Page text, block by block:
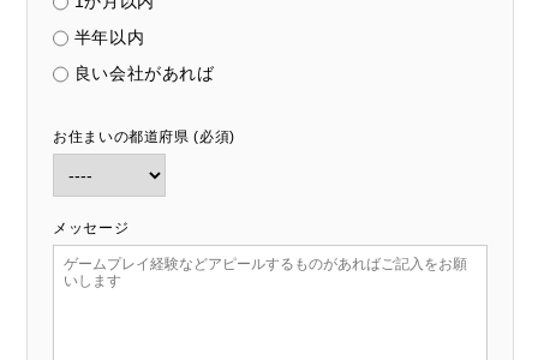
半年以内
良い会社があれば
お住まいの都道府県 (必須)
メッセージ